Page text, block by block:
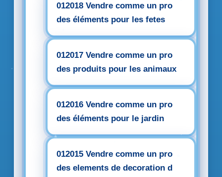
012018 Vendre comme un pro
des éléments pour les fetes
012017 Vendre comme un pro
des produits pour les animaux
012016 Vendre comme un pro
des éléments pour le jardin
012015 Vendre comme un pro
des elements de decoration d